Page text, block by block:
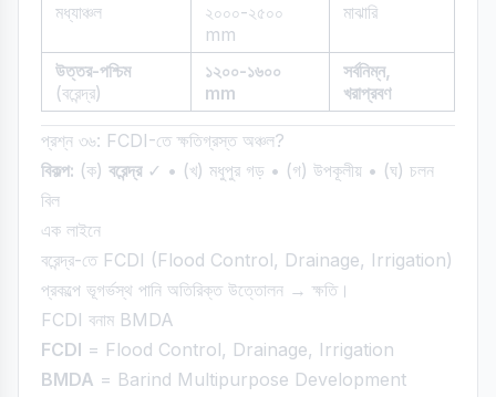
মধ্যাঞ্চল
২০০০-২৫০০
mm
মাঝারি
উত্তর-পশ্চিম
(বরেন্দ্র)
১২০০-১৬০০
mm
সর্বনিম্ন,
খরাপ্রবণ
প্রশ্ন ৩৬: FCDI-তে ক্ষতিগ্রস্ত অঞ্চল?
বিকল্প: (ক) বরেন্দ্র✓ • (খ) মধুপুর গড় • (গ) উপকূলীয় • (ঘ) চলন
বিল
এক লাইনে
বরেন্দ্র-তে FCDI (Flood Control, Drainage, Irrigation)
প্রকল্পে ভূগর্ভস্থ পানি অতিরিক্ত উত্তোলন → ক্ষতি।
FCDI বনাম BMDA
FCDI = Flood Control, Drainage, Irrigation
BMDA = Barind Multipurpose Development